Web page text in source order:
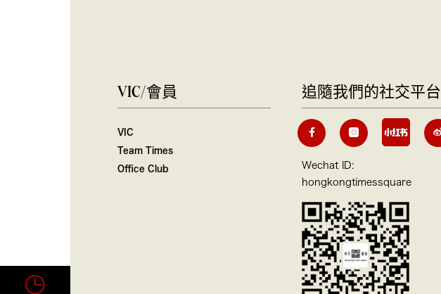
VIC/會員
VIC
Team Times
Office Club
追隨我們的社交平台
Wechat ID:
hongkongtimessquare